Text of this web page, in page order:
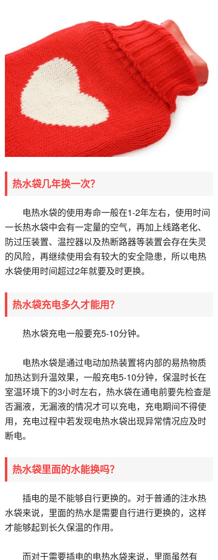
热水袋几年换一次？
电热水袋的使用寿命一般在1-2年左右，使用时间
一长热水袋中会有一定量的空气，再加上线路老化、
防过压装置、温控器以及热断路器等装置会存在失灵
的风险，再继续使用会有较大的安全隐患，所以电热
水袋使用时间超过2年就要及时更换。
热水袋充电多久才能用？
热水袋充电一般要充5-10分钟。
电热水袋是通过电动加热装置将内部的易热物质
加热达到升温效果，一般充电5-10分钟，保温时长在
室温环境下的3小时左右，热水袋在通电前要先检查是
否漏液，无漏液的情况才可以充电，充电期间不得使
用，充电过程中若发现电热水袋出现异常情况应及时
断电。
热水袋里面的水能换吗？
插电的是不能够自行更换的。对于普通的注水热
水袋来说，里面的热水是需要自行进行更换的，这样
才能够起到长久保温的作用。
而对于需要插电的电热水袋来说，里面虽然有